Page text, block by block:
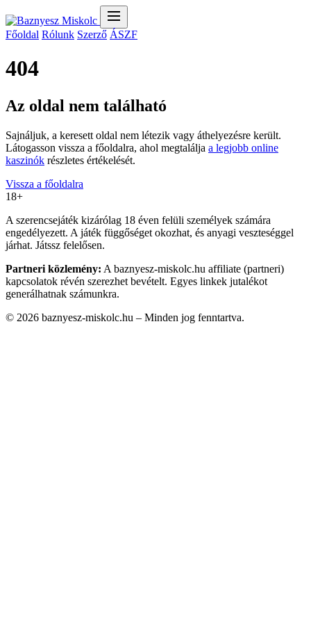
Főoldal Rólunk Szerző ÁSZF
404
Az oldal nem található
Sajnáljuk, a keresett oldal nem létezik vagy áthelyezésre került.
Látogasson vissza a főoldalra, ahol megtalálja a legjobb online
kaszinók részletes értékelését.
Vissza a főoldalra
18+
A szerencsejáték kizárólag 18 éven felüli személyek számára
engedélyezett. A játék függőséget okozhat, és anyagi veszteséggel
járhat. Játssz felelősen.
Partneri közlemény: A baznyesz-miskolc.hu affiliate (partneri)
kapcsolatok révén szerezhet bevételt. Egyes linkek jutalékot
generálhatnak számunkra.
© 2026 baznyesz-miskolc.hu – Minden jog fenntartva.